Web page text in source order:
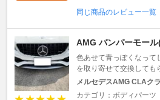
同じ商品のレビュー一覧
AMG バンパーモー
色あせて青っぽくなって
を取り寄せて交換しても
メルセデスAMG CLAク
カテゴリ：ボディパーツ